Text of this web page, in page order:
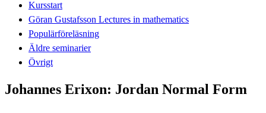
Kursstart
Göran Gustafsson Lectures in mathematics
Populärföreläsning
Äldre seminarier
Övrigt
Johannes Erixon: Jordan Normal Form